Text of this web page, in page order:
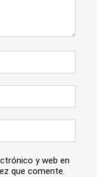
y web en
que comente.